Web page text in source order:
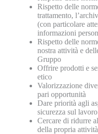
Rispetto delle
trattamento,
(con particolare
informazioni
Rispetto delle
nostra attività e
Gruppo
Offrire prodotti e
etico
Valorizzazione
pari opportunità
Dare priorità agli
sicurezza sul lavoro
Cercare di ridurre
della propria attività